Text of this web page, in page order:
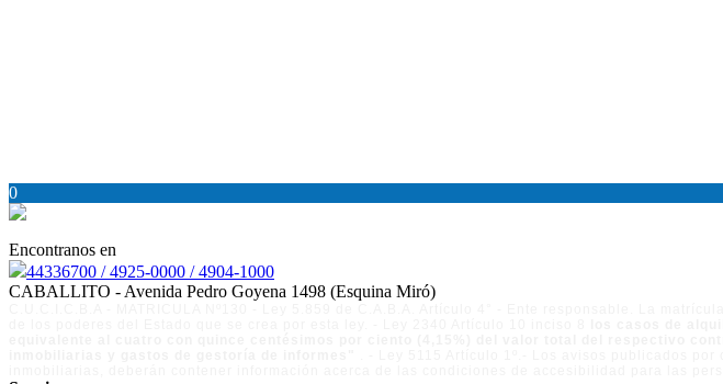
0
Encontranos en
44336700 / 4925-0000 / 4904-1000
CABALLITO - Avenida Pedro Goyena 1498 (Esquina Miró)